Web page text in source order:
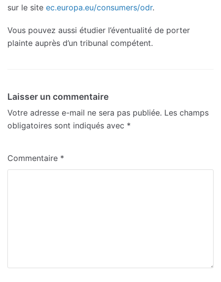
sur le site ec.europa.eu/consumers/odr.
Vous pouvez aussi étudier l’éventualité de porter
plainte auprès d’un tribunal compétent.
Laisser un commentaire
Votre adresse e-mail ne sera pas publiée. Les champs
obligatoires sont indiqués avec *
Commentaire *